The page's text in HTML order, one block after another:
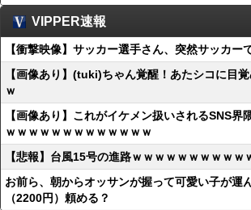
VIPPER速報
【衝撃映像】サッカー選手さん、突然サッカー
【画像あり】(tuki)ちゃん覚醒！あたシコに目
ｗ
【画像あり】これがイケメン扱いされるSNS界
ｗｗｗｗｗｗｗｗｗｗｗｗｗ
【悲報】台風15号の進路ｗｗｗｗｗｗｗｗｗｗ
お前ら、朝からオッサンが握って可愛い子が運
（2200円）頼める？